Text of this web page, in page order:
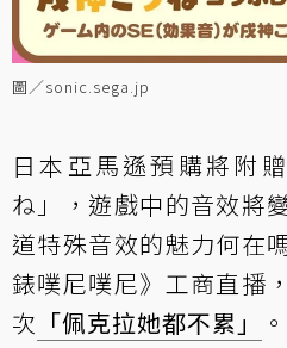
圖／sonic.sega.jp
日本亞馬遜預購將附
ね」，遊戲中的音效將
道特殊音效的魅力何在
錶噗尼噗尼》工商直播
次 「佩克拉她都不累」 。